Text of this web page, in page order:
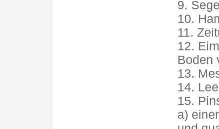
9.
10.
11.
12.
Boden
13.
14.
15.
a)